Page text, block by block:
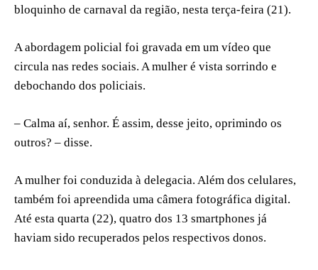
bloquinho de carnaval da região, nesta terça-feira (21).
A abordagem policial foi gravada em um vídeo que
circula nas redes sociais. A mulher é vista sorrindo e
debochando dos policiais.
– Calma aí, senhor. É assim, desse jeito, oprimindo os
outros? – disse.
A mulher foi conduzida à delegacia. Além dos celulares,
também foi apreendida uma câmera fotográfica digital.
Até esta quarta (22), quatro dos 13 smartphones já
haviam sido recuperados pelos respectivos donos.